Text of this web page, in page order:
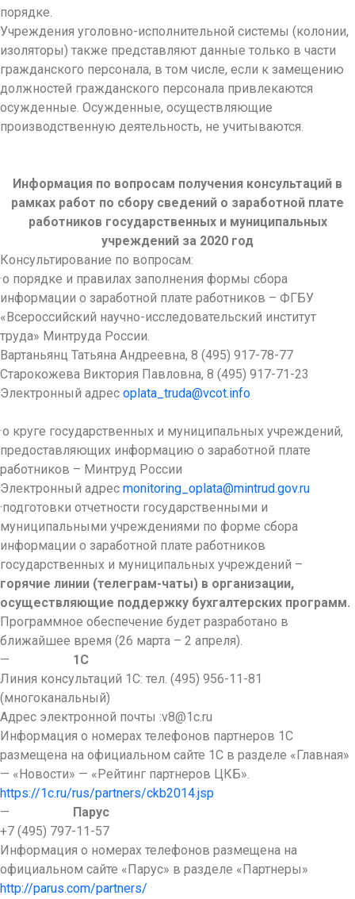
порядке.
Учреждения уголовно-исполнительной системы (колонии,
изоляторы) также представляют данные только в части
гражданского персонала, в том числе, если к замещению
должностей гражданского персонала привлекаются
осужденные. Осужденные, осуществляющие
производственную деятельность, не учитываются.
Информация по вопросам получения консультаций в
рамках работ по сбору сведений о заработной плате
работников государственных и муниципальных
учреждений за 2020 год
Консультирование по вопросам:
·о порядке и правилах заполнения формы сбора
информации о заработной плате работников – ФГБУ
«Всероссийский научно-исследовательский институт
труда» Минтруда России.
Вартаньянц Татьяна Андреевна, 8 (495) 917-78-77
Старокожева Виктория Павловна, 8 (495) 917-71-23
Электронный адрес oplata_truda@vcot.info
·о круге государственных и муниципальных учреждений,
предоставляющих информацию о заработной плате
работников – Минтруд России
Электронный адрес monitoring_oplata@mintrud.gov.ru
·подготовки отчетности государственными и
муниципальными учреждениями по форме сбора
информации о заработной плате работников
государственных и муниципальных учреждений –
горячие линии (телеграм-чаты) в организации,
осуществляющие поддержку бухгалтерских программ.
Программное обеспечение будет разработано в
ближайшее время (26 марта – 2 апреля).
— 1С
Линия консультаций 1С: тел. (495) 956-11-81
(многоканальный)
Адрес электронной почты :v8@1c.ru
Информация о номерах телефонов партнеров 1С
размещена на официальном сайте 1С в разделе «Главная»
— «Новости» — «Рейтинг партнеров ЦКБ».
https://1c.ru/rus/partners/ckb2014.jsp
—
Парус
+7 (495) 797-11-57
Информация о номерах телефонов размещена на
официальном сайте «Парус» в разделе «Партнеры»
http://parus.com/partners/